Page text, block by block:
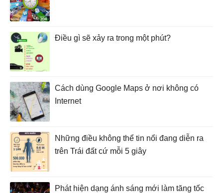
Điều gì sẽ xảy ra trong một phút?
Cách dùng Google Maps ở nơi không có
Internet
Những điều không thể tin nổi đang diễn ra
trên Trái đất cứ mỗi 5 giây
Phát hiện dạng ánh sáng mới làm tăng tốc